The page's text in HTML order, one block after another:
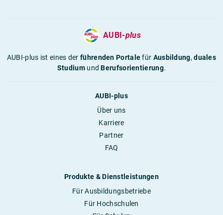
AUBI-plus
AUBI-plus ist eines derführenden Portalefür Ausbildung,duales
StudiumundBerufsorientierung.
AUBI-plus
Über uns
Karriere
Partner
FAQ
Produkte & Dienstleistungen
Für Ausbildungsbetriebe
Für Hochschulen